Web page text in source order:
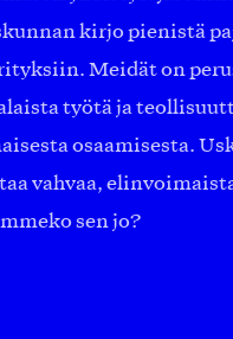
kirjo pienistä
Meidät on
työtä ja
osaamisesta.
vahvaa,
sen jo?